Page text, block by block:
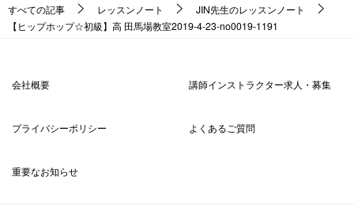
すべての記事
レッスンノート
JIN先生のレッスンノート
【ヒップホップ☆初級】高 田馬場教室2019-4-23-no0019-1191
会社概要 講師インストラクター求人・募集
プライバシーポリシー よくあるご質問
重要なお知らせ